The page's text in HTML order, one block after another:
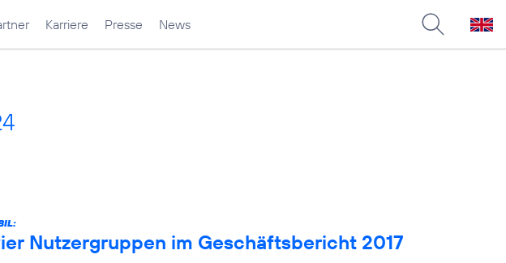
Karriere Presse News
Nutzergruppen im Geschäftsbericht 2017